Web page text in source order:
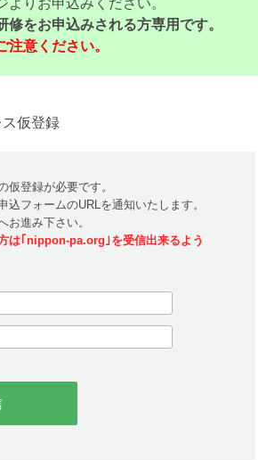
りお申込みください。
をお申込みされる方専用です。
意ください。
ス仮登録
仮登録が必要です。
フォームのURLを通知いたします。
お進み下さい。
は｢nippon-pa.org｣を受信出来るよう